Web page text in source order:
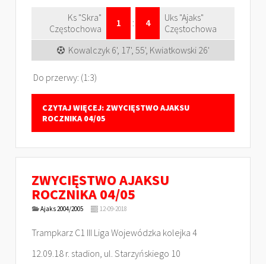
Ks "Skra"
Częstochowa
1 : 4
Uks "Ajaks"
Częstochowa
Kowalczyk 6', 17', 55', Kwiatkowski 26'
Do przerwy: (1:3)
CZYTAJ WIĘCEJ: ZWYCIĘSTWO AJAKSU
ROCZNIKA 04/05
ZWYCIĘSTWO AJAKSU
ROCZNIKA 04/05
Ajaks 2004/2005 12-09-2018
Trampkarz C1 III Liga Wojewódzka kolejka 4
12.09.18 r. stadion, ul. Starzyńskiego 10